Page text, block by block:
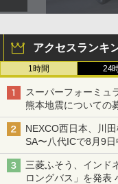
アクセスランキ
1時間 24
スーパーフォーミュ
熊本地震についての
NEXCO西日本、川
SA〜八代ICで8月9
三菱ふそう、インド
ロングバス」を発表